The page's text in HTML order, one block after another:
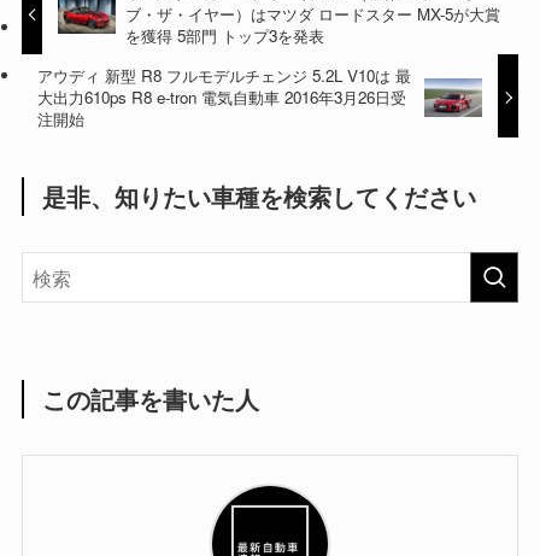
ブ・ザ・イヤー）はマツダ ロードスター MX-5が大賞
を獲得 5部門 トップ3を発表
アウディ 新型 R8 フルモデルチェンジ 5.2L V10は 最
大出力610ps R8 e-tron 電気自動車 2016年3月26日受
注開始
是非、知りたい車種を検索してください
この記事を書いた人